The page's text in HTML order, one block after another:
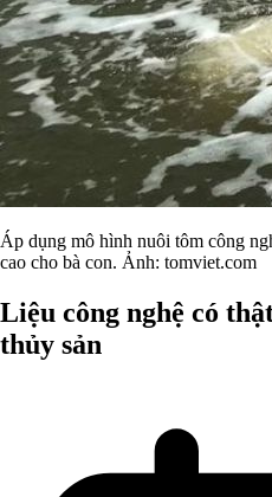
Áp dụng mô hình nuôi tôm công
cao cho bà con. Ảnh: tomviet.com
Liệu công nghệ có
thủy sản